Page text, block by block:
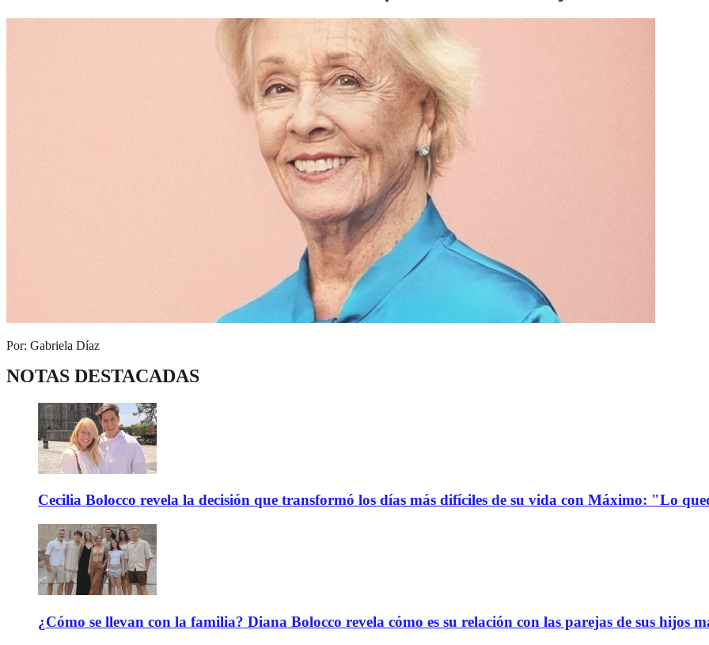
Por: Gabriela Díaz
NOTAS DESTACADAS
Cecilia Bolocco revela la decisión que transformó los días más difíciles de su vida con Máximo: "Lo
¿Cómo se llevan con la familia? Diana Bolocco revela cómo es su relación con las parejas de sus hijos